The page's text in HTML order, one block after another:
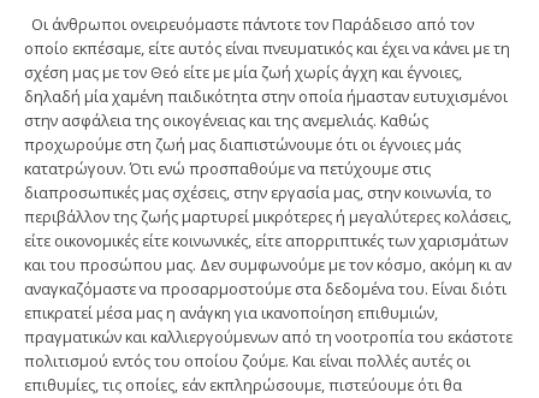
Οι άνθρωποι ονειρευόμαστε πάντοτε τον Παράδεισο από τον
οποίο εκπέσαμε, είτε αυτός είναι πνευματικός και έχει να κάνει με τη
σχέση μας με τον Θεό είτε με μία ζωή χωρίς άγχη και έγνοιες,
δηλαδή μία χαμένη παιδικότητα στην οποία ήμασταν ευτυχισμένοι
στην ασφάλεια της οικογένειας και της ανεμελιάς. Καθώς
προχωρούμε στη ζωή μας διαπιστώνουμε ότι οι έγνοιες μάς
κατατρώγουν. Ότι ενώ προσπαθούμε να πετύχουμε στις
διαπροσωπικές μας σχέσεις, στην εργασία μας, στην κοινωνία, το
περιβάλλον της ζωής μαρτυρεί μικρότερες ή μεγαλύτερες κολάσεις,
είτε οικονομικές είτε κοινωνικές, είτε απορριπτικές των χαρισμάτων
και του προσώπου μας. Δεν συμφωνούμε με τον κόσμο, ακόμη κι αν
αναγκαζόμαστε να προσαρμοστούμε στα δεδομένα του. Είναι διότι
επικρατεί μέσα μας η ανάγκη για ικανοποίηση επιθυμιών,
πραγματικών και καλλιεργούμενων από τη νοοτροπία του εκάστοτε
πολιτισμού εντός του οποίου ζούμε. Και είναι πολλές αυτές οι
επιθυμίες, τις οποίες, εάν εκπληρώσουμε, πιστεύουμε ότι θα